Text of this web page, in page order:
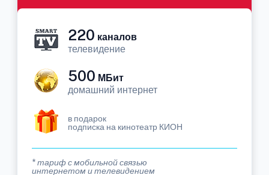
220 каналов
телевидение
500 МБит
домашний интернет
в подарок
подписка на кинотеатр КИОН
* тариф с мобильной связью
интернетом и телевидением